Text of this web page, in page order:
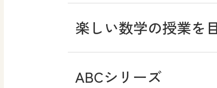
まなびとプラス
まなびとプラス
その他の教育資料
まなびとプラス
楽しい数学の授業を
ABCシリーズ